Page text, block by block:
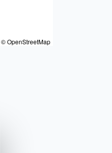
© OpenStreetMap